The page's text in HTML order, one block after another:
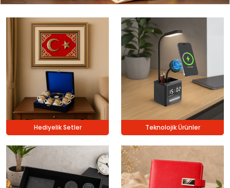
Hediyelik Setler Teknolojik Ürünler